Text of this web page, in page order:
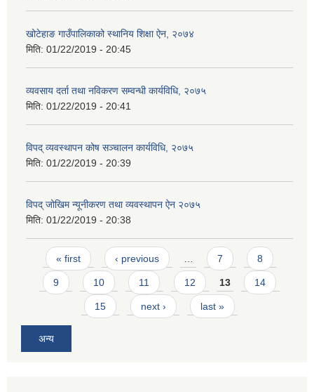
खोटेहाङ गाउँपालिकाको स्थानिय शिक्षा ऐन, २०७४
मिति: 01/22/2019 - 20:45
व्यवसाय दर्ता तथा नविकरण सम्वन्धी कार्यविधि, २०७५
मिति: 01/22/2019 - 20:41
विपद् व्यवस्थापन कोष सञ्चालन कार्यविधि, २०७५
मिति: 01/22/2019 - 20:39
विपद् जोखिम न्यूनीकरण तथा व्यवस्थापन ऐन २०७५
मिति: 01/22/2019 - 20:38
Pages
« first ‹ previous 7 8
9 10 11 12 13 14
15 next › last »
अन्य